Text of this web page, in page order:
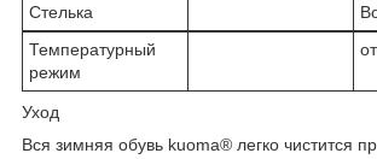
Стелька
Температурный
режим
Уход
Вся зимняя обувь kuoma® легко чистится